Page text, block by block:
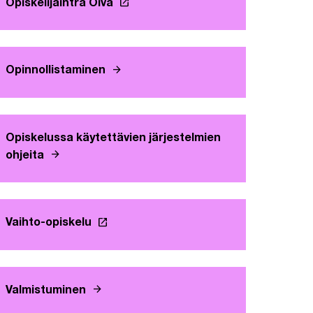
välilehteen
Opiskelijaintra Oiva Linkki avautuu uuteen välilehteen
Opinnollistaminen arrow_forward
Opiskelussa käytettävien järjestelmien
ohjeita
arrow_forward
Vaihto-opiskelu Linkki avautuu uuteen välilehteen
launch
Valmistuminen arrow_forward